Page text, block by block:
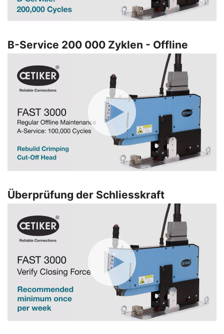
B-Service 200 000 Zyklen - Offline
Überprüfung der Schliesskraft